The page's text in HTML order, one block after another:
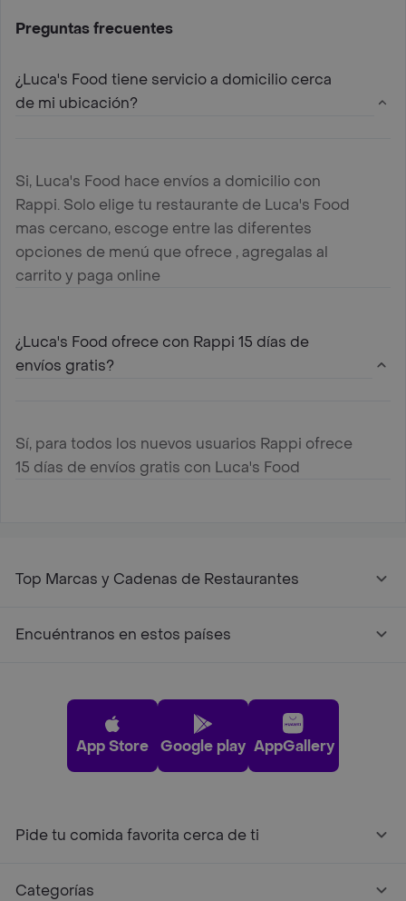
Preguntas frecuentes
¿Luca's Food tiene servicio a domicilio cerca
de mi ubicación?
Si, Luca's Food hace envíos a domicilio con
Rappi. Solo elige tu restaurante de Luca's Food
mas cercano, escoge entre las diferentes
opciones de menú que ofrece , agregalas al
carrito y paga online
¿Luca's Food ofrece con Rappi 15 días de
envíos gratis?
Sí, para todos los nuevos usuarios Rappi ofrece
15 días de envíos gratis con Luca's Food
Top Marcas y Cadenas de Restaurantes
Encuéntranos en estos países
App Store Google play AppGallery
Pide tu comida favorita cerca de ti
Categorías